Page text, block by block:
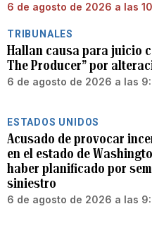
6 de agosto de 2026 a las
TRIBUNALES
Hallan causa para juicio
The Producer” por
6 de agosto de 2026 a las
ESTADOS UNIDOS
Acusado de provocar
en el estado de
haber planificado por
siniestro
6 de agosto de 2026 a las